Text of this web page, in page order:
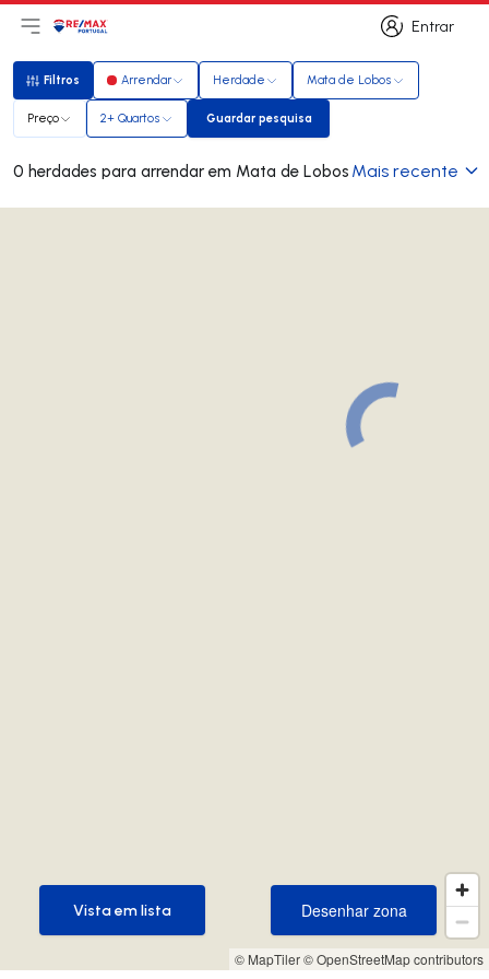
Entrar
Entrar
Abri menu principal
LogoIr para página inicial
Filtros
Filtros Arrendar Herdade Mata de Lobos
Preço 2+ Quartos Guardar pesquisa
Guardar pesquisa
0 herdades para arrendar em Mata de Lobos Mais recente
© MapTiler© OpenStreetMap contributors
Desenhar zona
Desenhar zona
Vista em lista
Vista em lista